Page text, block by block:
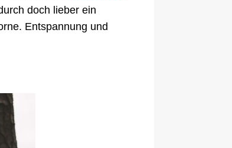
doch lieber ein
Entspannung und